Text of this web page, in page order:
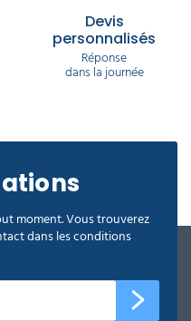
Devis
personnalisés
Réponse
dans la journée
moment. Vous trouverez
dans les conditions